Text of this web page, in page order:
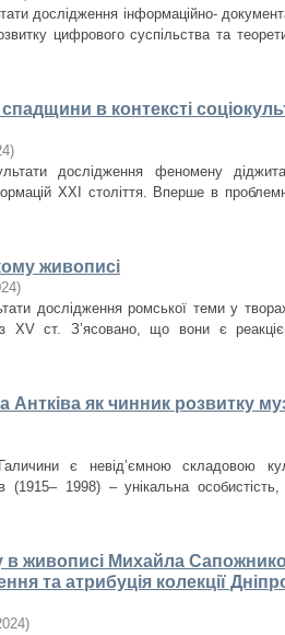
дослідження інформаційно-
цифрового суспільства та
спадщини в контексті
)
дослідження феномену
ХХІ століття. Вперше в
живописі
)
дослідження ромської теми у
з XV ст. З’ясовано, що вони є
Антківа як чинник розвитку
є невід’ємною складовою
(1915– 1998) – унікальна особистість,
в живописі Михайла
та атрибуція колекції
)